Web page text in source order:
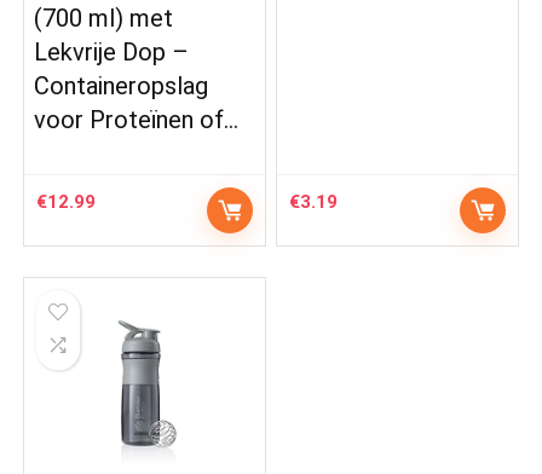
(700 ml) met
Lekvrije Dop –
Containeropslag
voor Proteïnen of…
€12.99 €3.19